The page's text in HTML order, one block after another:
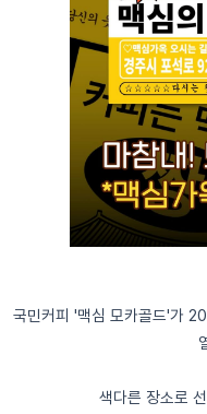
국민커피 '맥심 모카골드'가
색다른 장소로